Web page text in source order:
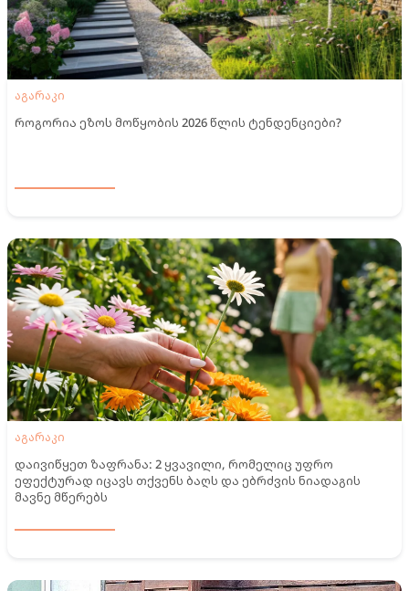
აგარაკი
როგორია ეზოს მოწყობის 2026 წლის ტენდენციები?
აგარაკი
დაივიწყეთ ზაფრანა: 2 ყვავილი, რომელიც უფრო
ეფექტურად იცავს თქვენს ბაღს და ებრძვის ნიადაგის
მავნე მწერებს